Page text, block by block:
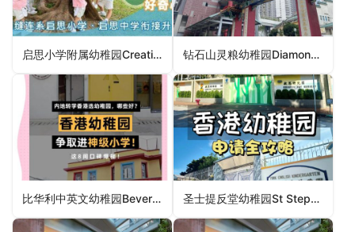
启思小学附属幼稚园Creative Primary School’s Kindergarten（九龙城区幼稚园） 钻石山灵粮幼稚园Diamond Hill Ling Liang Kindergarten（黄大仙区幼稚园）
比华利中英文幼稚园Beverly Anglo-Chinese Kindergarten（西贡区幼稚园） 圣士提反堂幼稚园St Stephen’s Church Kindergarten（中西区幼稚园）